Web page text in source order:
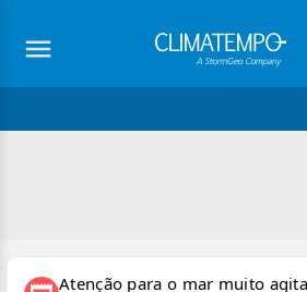
Atenção para o mar muito